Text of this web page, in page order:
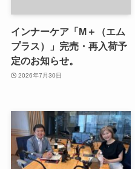
インナーケア「M＋（エム
プラス）」完売・再入荷予
定のお知らせ。
2026年7月30日